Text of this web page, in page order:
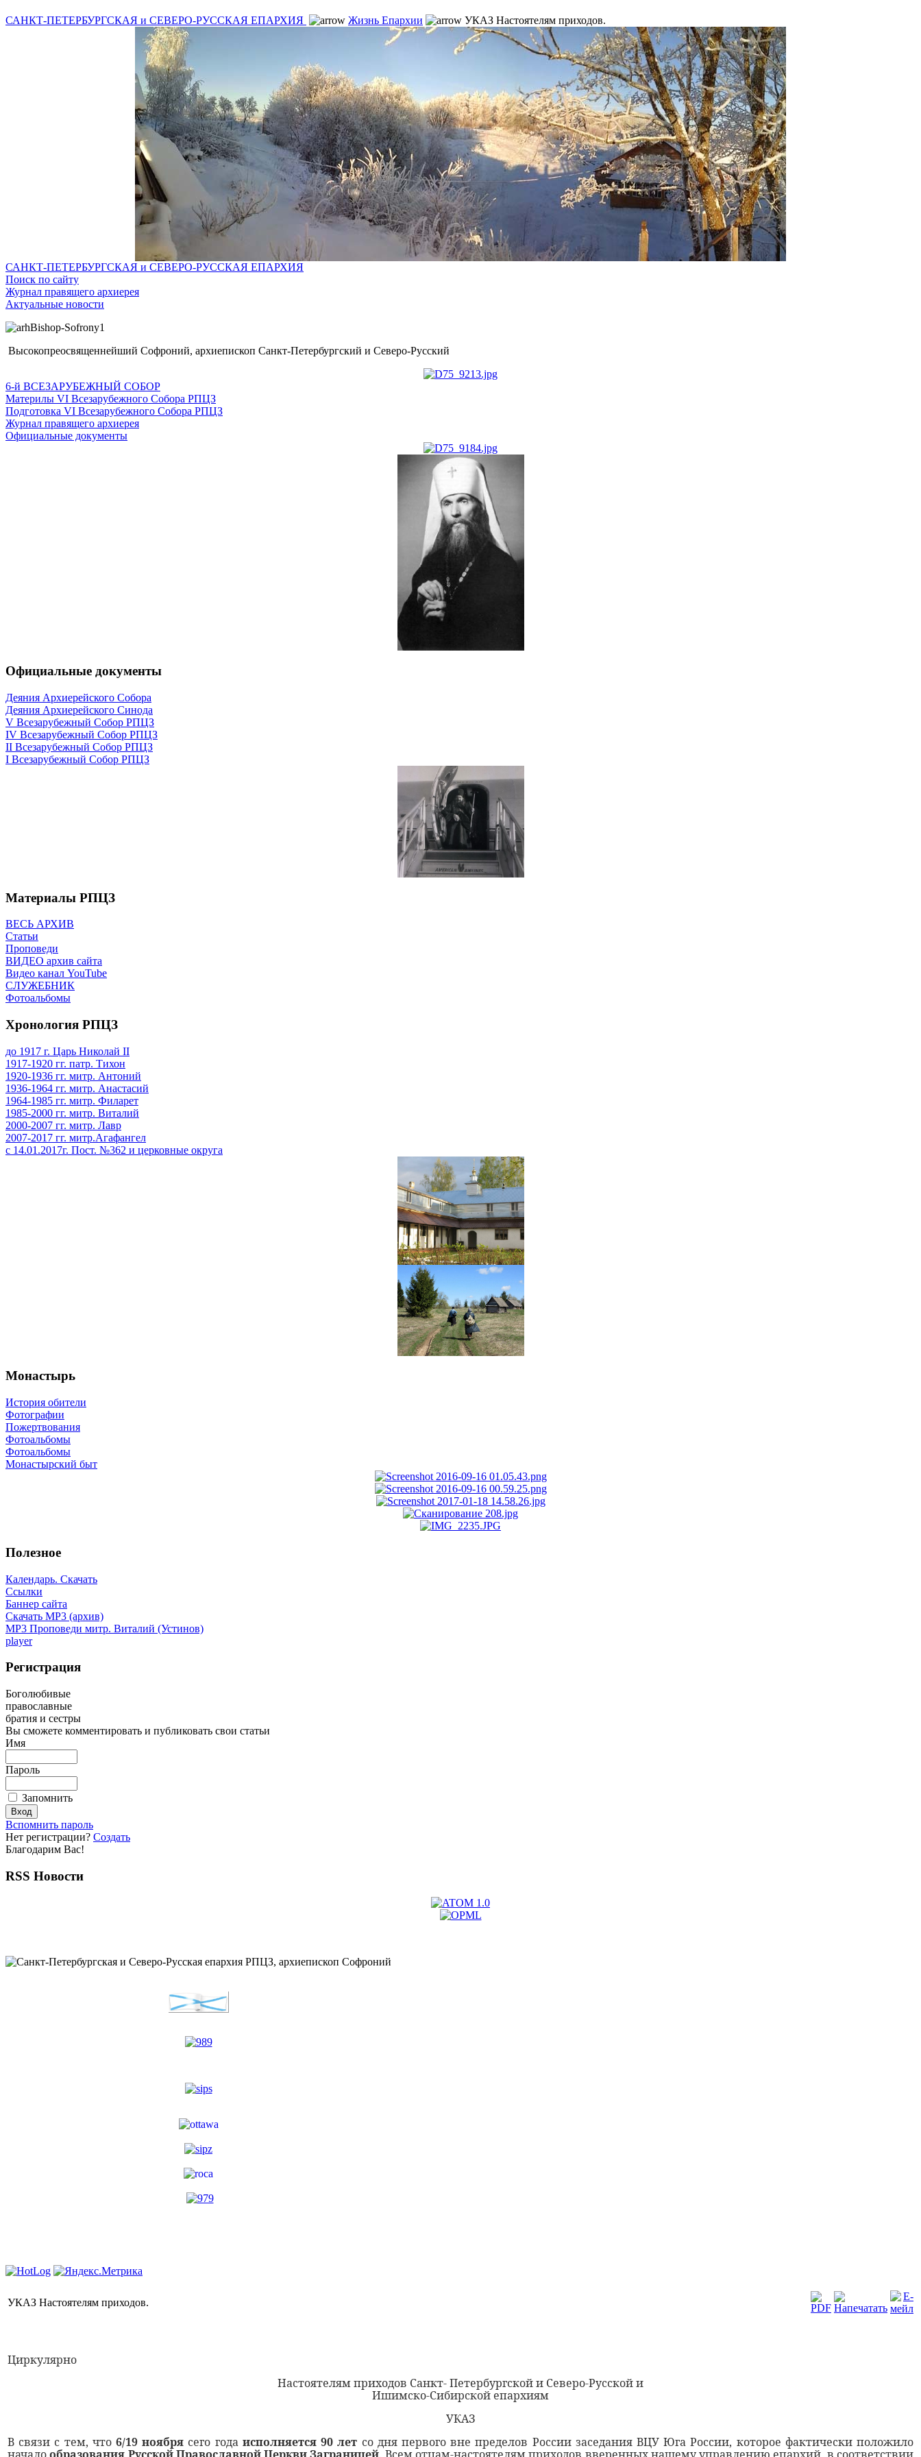
САНКТ-ПЕТЕРБУРГСКАЯ и СЕВЕРО-РУССКАЯ ЕПАРХИЯ Жизнь Епархии УКАЗ Настоятелям приходов.
САНКТ-ПЕТЕРБУРГСКАЯ и СЕВЕРО-РУССКАЯ ЕПАРХИЯ
Поиск по сайту
Журнал правящего архиерея
Актуальные новости
Высокопреосвященнейший Софроний, архиепископ Санкт-Петербургский и Северо-Русский
6-й ВСЕЗАРУБЕЖНЫЙ СОБОР
Материлы VI Всезарубежного Собора РПЦЗ
Подготовка VI Всезарубежного Собора РПЦЗ
Журнал правящего архиерея
Официальные документы
Официальные документы
Деяния Архиерейского Собора
Деяния Архиерейского Синода
V Всезарубежный Собор РПЦЗ
IV Всезарубежный Собор РПЦЗ
II Всезарубежный Собор РПЦЗ
I Всезарубежный Собор РПЦЗ
Материалы РПЦЗ
ВЕСЬ АРХИВ
Статьи
Проповеди
ВИДЕО архив сайта
Видео канал YouTube
СЛУЖЕБНИК
Фотоальбомы
Хронология РПЦЗ
до 1917 г. Царь Николай II
1917-1920 гг. патр. Тихон
1920-1936 гг. митр. Антоний
1936-1964 гг. митр. Анастасий
1964-1985 гг. митр. Филарет
1985-2000 гг. митр. Виталий
2000-2007 гг. митр. Лавр
2007-2017 гг. митр.Агафангел
с 14.01.2017г. Пост. №362 и церковные округа
Монастырь
История обители
Фотографии
Пожертвования
Фотоальбомы
Фотоальбомы
Монастырский быт
Полезное
Календарь. Скачать
Ссылки
Баннер сайта
Скачать MP3 (архив)
MP3 Проповеди митр. Виталий (Устинов)
player
Регистрация
Боголюбивые
православные
братия и сестры
Вы сможете комментировать и публиковать свои статьи
Имя
Пароль
Запомнить
Вспомнить пароль
Нет регистрации? Создать
Благодарим Вас!
RSS Новости
УКАЗ Настоятелям приходов.
Циркулярно
Настоятелям приходов Санкт- Петербургской и Северо-Русской и
Ишимско-Сибирской епархиям
УКАЗ
В связи с тем, что6/19 ноября сего года исполняется 90 лет со дня первого вне пределов России заседания ВЦУ Юга России, которое фактически положило
началообразования Русской Православной Церкви Заграницей . Всем отцам-настоятелям приходов вверенных нашему управлению епархий, в соответствии